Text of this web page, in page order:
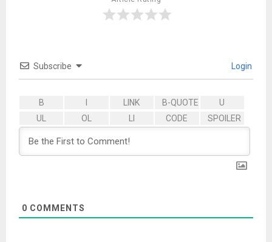
Subscribe Login
0 COMMENTS